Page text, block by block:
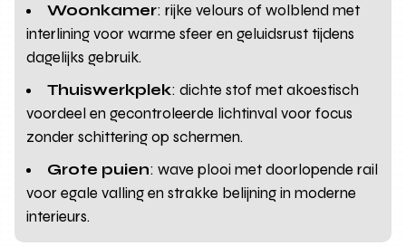
Woonkamer: rijke velours of wolblend met
interlining voor warme sfeer en geluidsrust tijdens
dagelijks gebruik.
Thuiswerkplek: dichte stof met akoestisch
voordeel en gecontroleerde lichtinval voor focus
zonder schittering op schermen.
Grote puien: wave plooi met doorlopende rail
voor egale valling en strakke belijning in moderne
interieurs.